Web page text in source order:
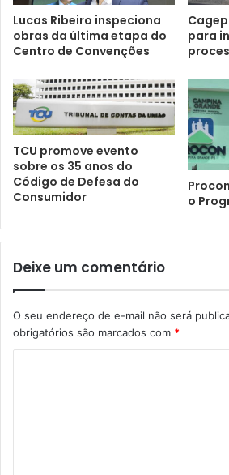
Lucas Ribeiro inspeciona
obras da última etapa do
Centro de Convenções
para
TCU promove evento
sobre os 35 anos do
Código de Defesa do
Consumidor
o
Deixe um comentário
O seu endereço de e-mail não será
obrigatórios são marcados com *